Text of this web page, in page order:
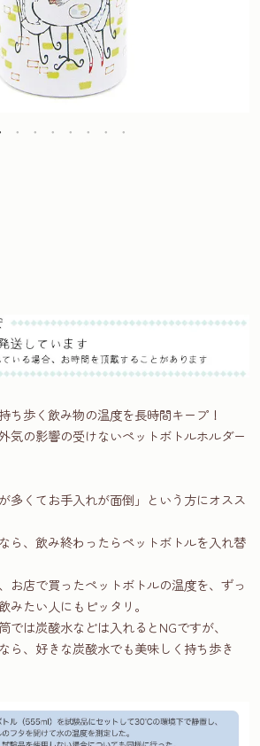
ち歩く飲み物の温度を長時間キープ！
気の影響の受けないペットボトルホルダー
多くてお手入れが面倒」という方にオスス
ら、飲み終わったらペットボトルを入れ替
お店で買ったペットボトルの温度を、ずっ
みたい人にもピッタリ。
では炭酸水などは入れるとNGですが、
ら、好きな炭酸水でも美味しく持ち歩き